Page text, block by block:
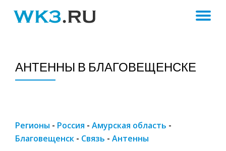
АНТЕННЫ В БЛАГОВЕЩЕНСКЕ
Регионы - Россия - Амурская область -
Благовещенск - Связь - Антенны